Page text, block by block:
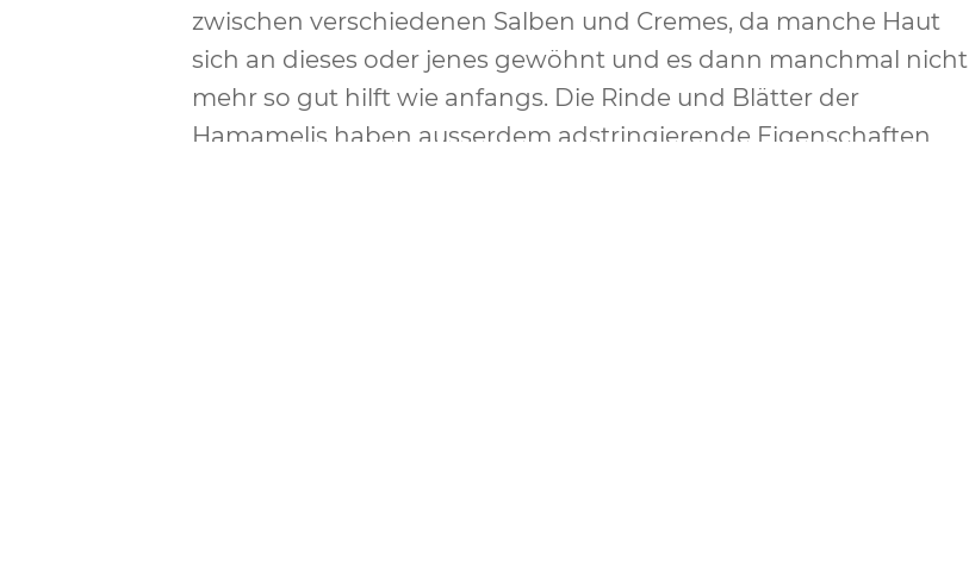
zwischen verschiedenen Salben und Cremes, da manche Haut
sich an dieses oder jenes gewöhnt und es dann manchmal nicht
mehr so gut hilft wie anfangs. Die Rinde und Blätter der
Hamamelis haben ausserdem adstringierende Eigenschaften